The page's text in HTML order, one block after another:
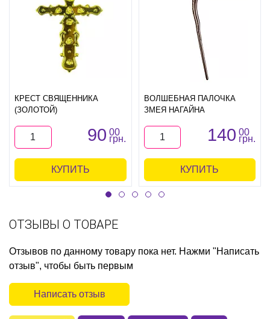
КРЕСТ СВЯЩЕННИКА
(ЗОЛОТОЙ)
90 00
грн.
КУПИТЬ
ВОЛШЕБНАЯ ПАЛОЧКА
ЗМЕЯ НАГАЙНА
140 00
грн.
КУПИТЬ
ОТЗЫВЫ О ТОВАРЕ
Отзывов по данному товару пока нет. Нажми "Написать
отзыв", чтобы быть первым
Написать отзыв